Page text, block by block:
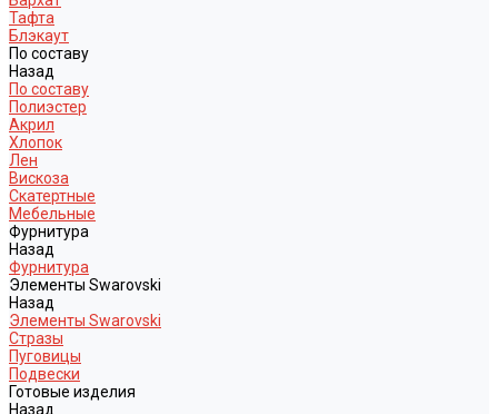
Тафта
Блэкаут
По составу
Назад
По составу
Полиэстер
Акрил
Хлопок
Лен
Вискоза
Скатертные
Мебельные
Фурнитура
Назад
Фурнитура
Элементы Swarovski
Назад
Элементы Swarovski
Стразы
Пуговицы
Подвески
Готовые изделия
Назад